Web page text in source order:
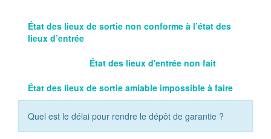
État des lieux de sortie non conforme à l’état des
lieux d’entrée
État des lieux d'entrée non fait
État des lieux de sortie amiable impossible à faire
Quel est le délai pour rendre le dépôt de garantie ?